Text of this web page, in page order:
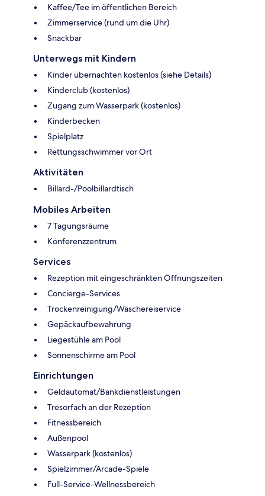
Kaffee/Tee im öffentlichen Bereich
Zimmerservice (rund um die Uhr)
Snackbar
Unterwegs mit Kindern
Kinder übernachten kostenlos (siehe Details)
Kinderclub (kostenlos)
Zugang zum Wasserpark (kostenlos)
Kinderbecken
Spielplatz
Rettungsschwimmer vor Ort
Aktivitäten
Billard-/Poolbillardtisch
Mobiles Arbeiten
7 Tagungsräume
Konferenzzentrum
Services
Rezeption mit eingeschränkten Öffnungszeiten
Concierge-Services
Trockenreinigung/Wäschereiservice
Gepäckaufbewahrung
Liegestühle am Pool
Sonnenschirme am Pool
Einrichtungen
Geldautomat/Bankdienstleistungen
Tresorfach an der Rezeption
Fitnessbereich
Außenpool
Wasserpark (kostenlos)
Spielzimmer/Arcade-Spiele
Full-Service-Wellnessbereich